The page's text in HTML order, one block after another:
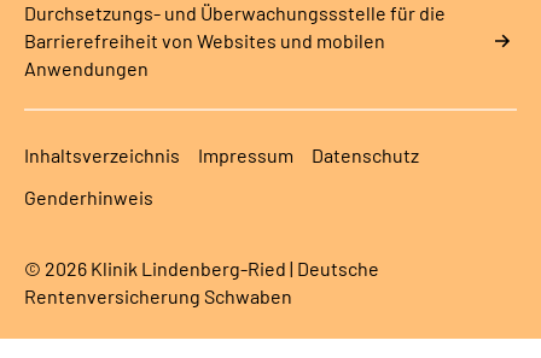
Durchsetzungs- und Überwachungssstelle für die
Barrierefreiheit von Websites und mobilen
Anwendungen
Inhaltsverzeichnis Impressum
Datenschutz
Genderhinweis
© 2026 Klinik Lindenberg-Ried | Deutsche
Rentenversicherung Schwaben